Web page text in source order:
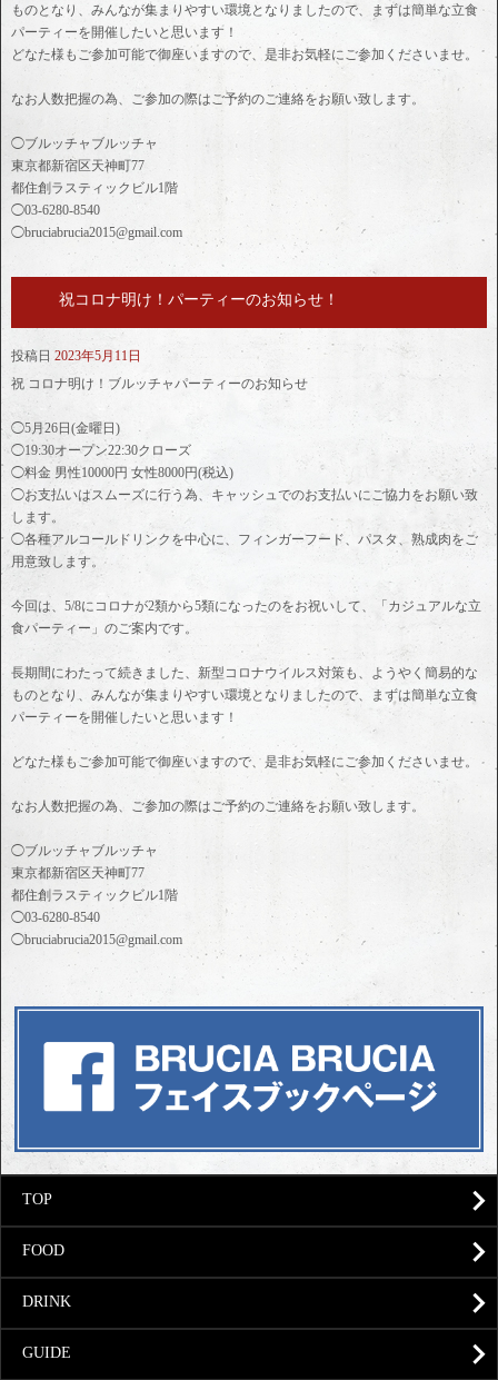
ものとなり、みんなが集まりやすい環境となりましたので、まずは簡単な立食
パーティーを開催したいと思います！
どなた様もご参加可能で御座いますので、是非お気軽にご参加くださいませ。
なお人数把握の為、ご参加の際はご予約のご連絡をお願い致します。
◯ブルッチャブルッチャ
東京都新宿区天神町77
都住創ラスティックビル1階
◯03-6280-8540
◯bruciabrucia2015@gmail.com
祝コロナ明け！パーティーのお知らせ！
投稿日 2023年5月11日
祝 コロナ明け！ブルッチャパーティーのお知らせ
◯5月26日(金曜日)
◯19:30オープン22:30クローズ
◯料金 男性10000円 女性8000円(税込)
◯お支払いはスムーズに行う為、キャッシュでのお支払いにご協力をお願い致
します。
◯各種アルコールドリンクを中心に、フィンガーフード、パスタ、熟成肉をご
用意致します。
今回は、5/8にコロナが2類から5類になったのをお祝いして、「カジュアルな立
食パーティー」のご案内です。
長期間にわたって続きました、新型コロナウイルス対策も、ようやく簡易的な
ものとなり、みんなが集まりやすい環境となりましたので、まずは簡単な立食
パーティーを開催したいと思います！
どなた様もご参加可能で御座いますので、是非お気軽にご参加くださいませ。
なお人数把握の為、ご参加の際はご予約のご連絡をお願い致します。
◯ブルッチャブルッチャ
東京都新宿区天神町77
都住創ラスティックビル1階
◯03-6280-8540
◯bruciabrucia2015@gmail.com
TOP
FOOD
DRINK
GUIDE